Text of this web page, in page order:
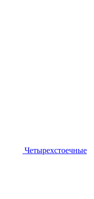
Четырехстоечные